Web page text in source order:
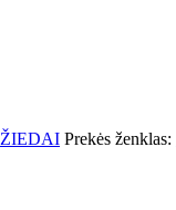
ŽIEDAI Prekės ženklas: